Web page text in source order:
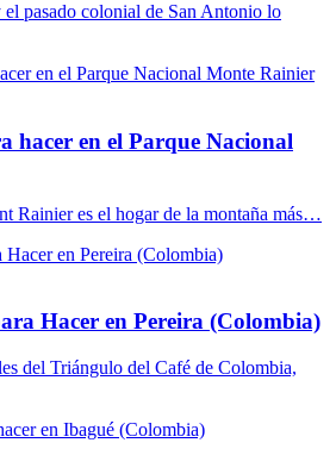
pasado colonial de San Antonio lo
hacer en el Parque Nacional
Rainier es el hogar de la montaña más…
Hacer en Pereira (Colombia)
del Triángulo del Café de Colombia,